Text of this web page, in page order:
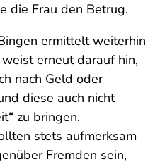
die Frau den Betrug.
ermittelt weiterhin
erneut darauf hin,
nach Geld oder
diese auch nicht
zu bringen.
stets aufmerksam
Fremden sein,